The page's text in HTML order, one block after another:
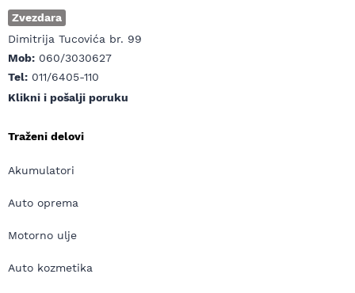
Zvezdara
Dimitrija Tucovića br. 99
Mob: 060/3030627
Tel: 011/6405-110
Klikni i pošalji poruku
Traženi delovi
Akumulatori
Auto oprema
Motorno ulje
Auto kozmetika